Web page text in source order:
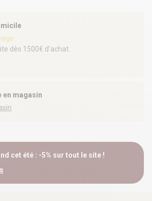
dès 1500€ d’achat.
en magasin
cet été : -5% sur tout le site !